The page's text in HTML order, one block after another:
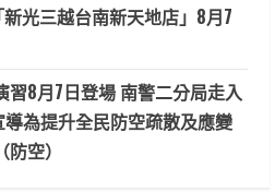
新光三越台南新天地店」8月7
習8月7日登場 南警二分局走入
為提升全民防空疏散及應變
空）